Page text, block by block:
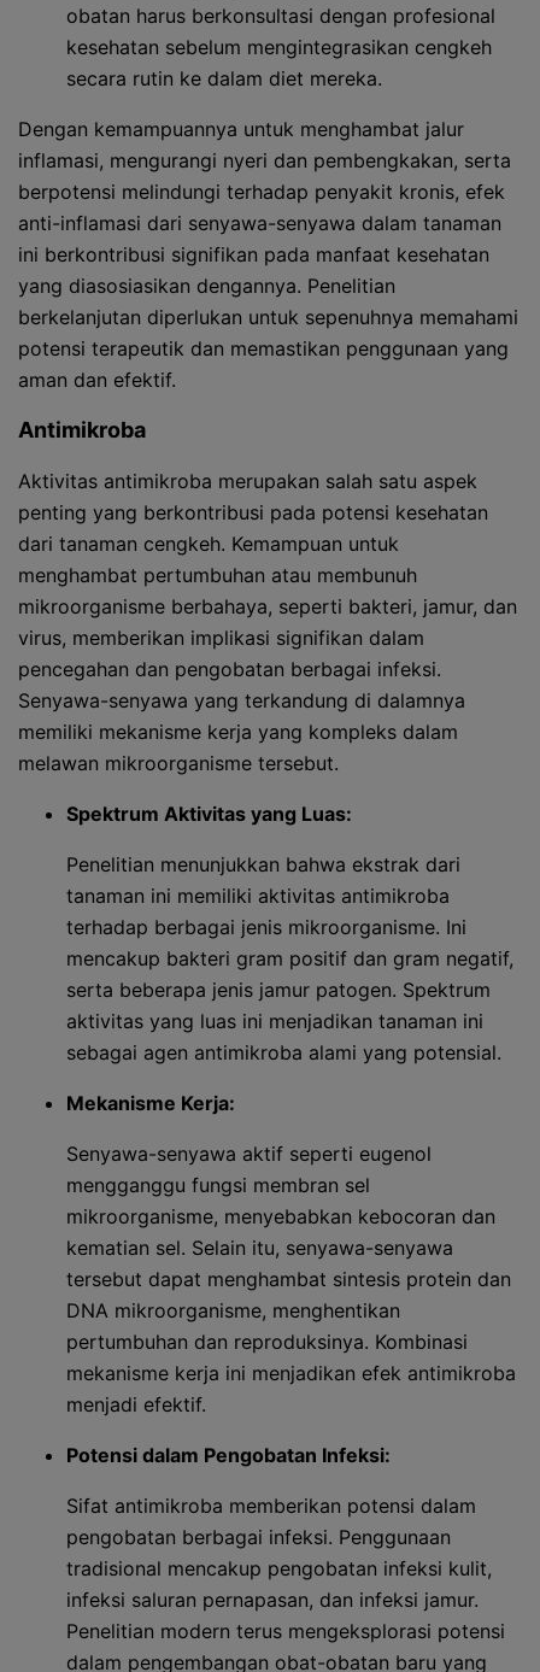
obatan harus berkonsultasi dengan profesional
kesehatan sebelum mengintegrasikan cengkeh
secara rutin ke dalam diet mereka.
Dengan kemampuannya untuk menghambat jalur
inflamasi, mengurangi nyeri dan pembengkakan, serta
berpotensi melindungi terhadap penyakit kronis, efek
anti-inflamasi dari senyawa-senyawa dalam tanaman
ini berkontribusi signifikan pada manfaat kesehatan
yang diasosiasikan dengannya. Penelitian
berkelanjutan diperlukan untuk sepenuhnya memahami
potensi terapeutik dan memastikan penggunaan yang
aman dan efektif.
Antimikroba
Aktivitas antimikroba merupakan salah satu aspek
penting yang berkontribusi pada potensi kesehatan
dari tanaman cengkeh. Kemampuan untuk
menghambat pertumbuhan atau membunuh
mikroorganisme berbahaya, seperti bakteri, jamur, dan
virus, memberikan implikasi signifikan dalam
pencegahan dan pengobatan berbagai infeksi.
Senyawa-senyawa yang terkandung di dalamnya
memiliki mekanisme kerja yang kompleks dalam
melawan mikroorganisme tersebut.
Spektrum Aktivitas yang Luas:
Penelitian menunjukkan bahwa ekstrak dari
tanaman ini memiliki aktivitas antimikroba
terhadap berbagai jenis mikroorganisme. Ini
mencakup bakteri gram positif dan gram negatif,
serta beberapa jenis jamur patogen. Spektrum
aktivitas yang luas ini menjadikan tanaman ini
sebagai agen antimikroba alami yang potensial.
Mekanisme Kerja:
Senyawa-senyawa aktif seperti eugenol
mengganggu fungsi membran sel
mikroorganisme, menyebabkan kebocoran dan
kematian sel. Selain itu, senyawa-senyawa
tersebut dapat menghambat sintesis protein dan
DNA mikroorganisme, menghentikan
pertumbuhan dan reproduksinya. Kombinasi
mekanisme kerja ini menjadikan efek antimikroba
menjadi efektif.
Potensi dalam Pengobatan Infeksi:
Sifat antimikroba memberikan potensi dalam
pengobatan berbagai infeksi. Penggunaan
tradisional mencakup pengobatan infeksi kulit,
infeksi saluran pernapasan, dan infeksi jamur.
Penelitian modern terus mengeksplorasi potensi
dalam pengembangan obat-obatan baru yang